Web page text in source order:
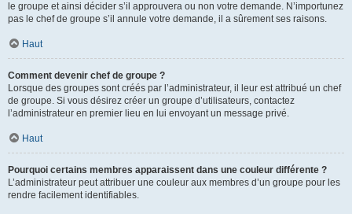
le groupe et ainsi décider s’il approuvera ou non votre demande. N’importunez
pas le chef de groupe s’il annule votre demande, il a sûrement ses raisons.
Haut
Comment devenir chef de groupe ?
Lorsque des groupes sont créés par l’administrateur, il leur est attribué un chef
de groupe. Si vous désirez créer un groupe d’utilisateurs, contactez
l’administrateur en premier lieu en lui envoyant un message privé.
Haut
Pourquoi certains membres apparaissent dans une couleur différente ?
L’administrateur peut attribuer une couleur aux membres d’un groupe pour les
rendre facilement identifiables.